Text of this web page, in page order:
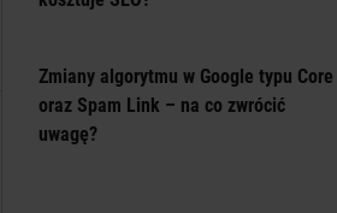
Zmiany algorytmu w Google typu Core
oraz Spam Link – na co zwrócić
uwagę?